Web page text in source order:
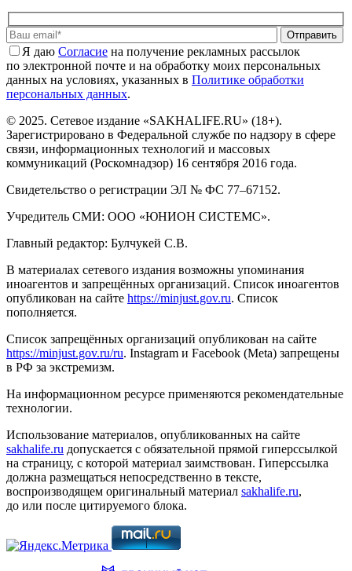
Отправить
Я даю Cогласие на получение рекламных рассылок
по электронной почте и на обработку моих персональных
данных на условиях, указанных в Политике обработки
персональных данных.
© 2025. Сетевое издание «SAKHALIFE.RU» (18+).
Зарегистрировано в Федеральной службе по надзору в сфере
связи, информационных технологий и массовых
коммуникаций (Роскомнадзор) 16 сентября 2016 года.
Свидетельство о регистрации ЭЛ № ФС 77–67152.
Учредитель СМИ: ООО «ЮНИОН СИСТЕМС».
Главный редактор: Булчукей С.В.
В материалах сетевого издания возможны упоминания
иноагентов и запрещённых организаций. Список иноагентов
опубликован на сайте https://minjust.gov.ru. Список
пополняется.
Список запрещённых организаций опубликован на сайте
https://minjust.gov.ru/ru. Instagram и Facebook (Metа) запрещены
в РФ за экстремизм.
На информационном ресурсе применяются рекомендательные
технологии.
Использование материалов, опубликованных на сайте
sakhalife.ru допускается с обязательной прямой гиперссылкой
на страницу, с которой материал заимствован. Гиперссылка
должна размещаться непосредственно в тексте,
воспроизводящем оригинальный материал sakhalife.ru,
до или после цитируемого блока.